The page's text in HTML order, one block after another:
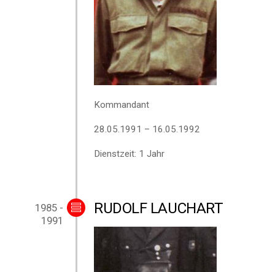
Kommandant
28.05.1991 – 16.05.1992
Dienstzeit: 1 Jahr
1985 -
1991
RUDOLF LAUCHART